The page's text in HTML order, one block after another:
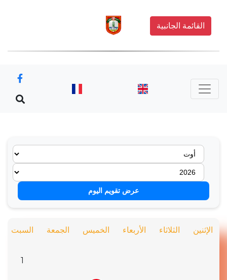
القائمة الجانبية
عرض تقويم اليوم
الإثنين الثلاثاء الأربعاء الخميس الجمعة السبت
1